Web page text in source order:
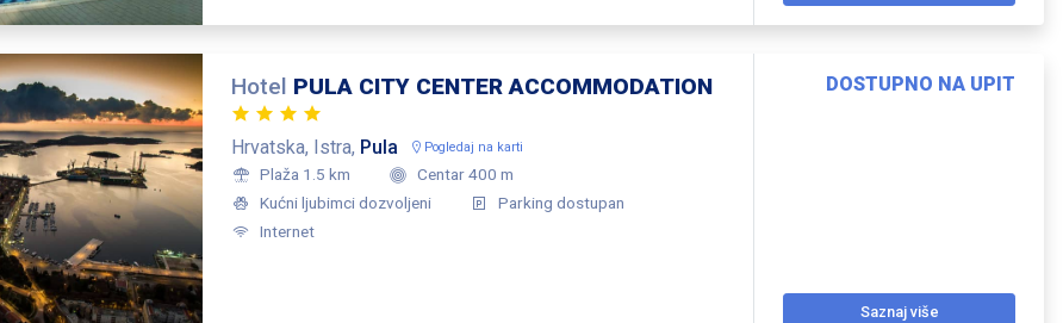
Hotel PULA CITY CENTER ACCOMMODATION
Hrvatska, Istra, Pula Pogledaj na karti
Plaža 1.5 km
Centar 400 m
Kućni ljubimci dozvoljeni
Parking dostupan
Internet
DOSTUPNO NA UPIT
Saznaj više